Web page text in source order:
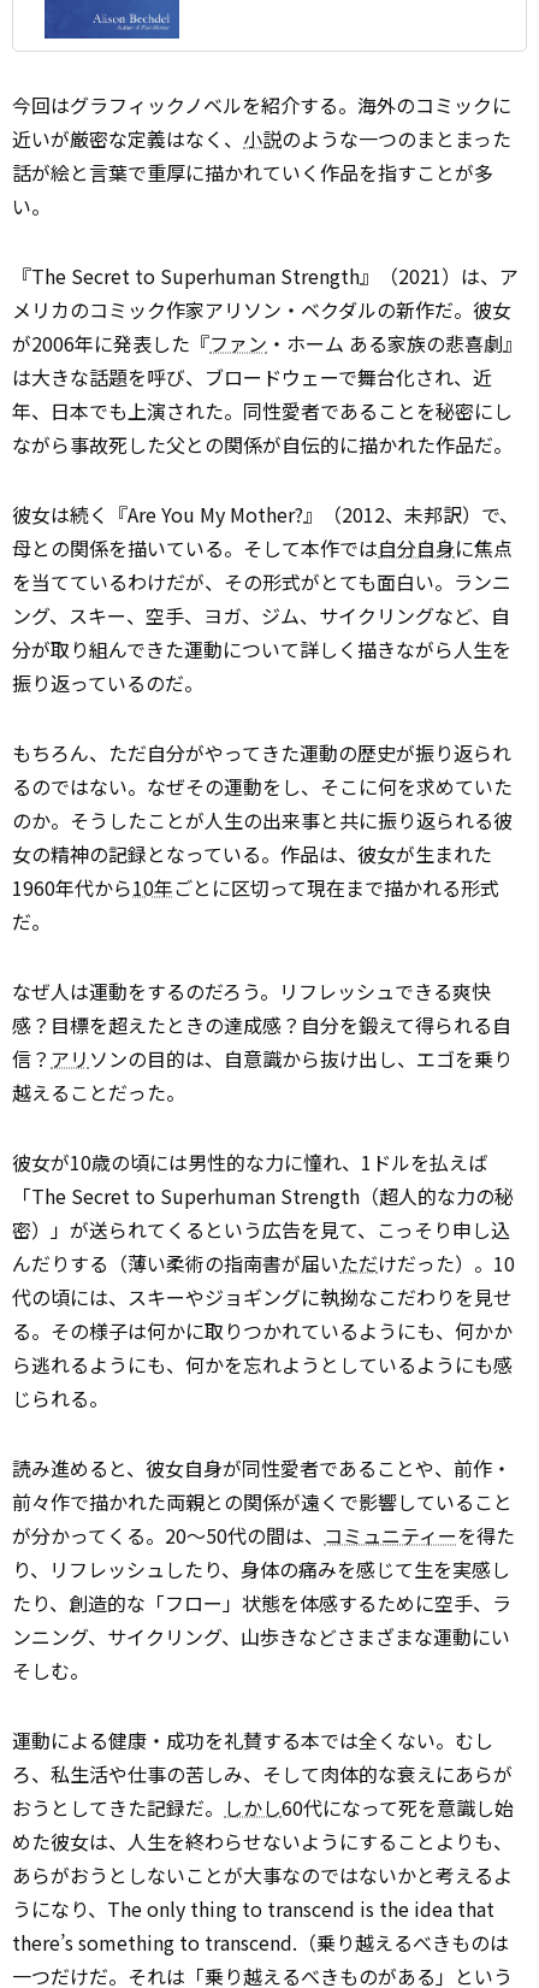
今回はグラフィックノベルを紹介する。海外のコミックに
近いが厳密な定義はなく、 小説のような一つのまとまった
話が絵と言葉で重厚に描かれていく作品を指すことが多
い。
『The Secret to Superhuman Strength』（2021）は、ア
メリカのコミック作家アリソン・ベクダルの新作だ。彼女
が2006年に発表した『ファン ・ホーム ある家族の悲喜劇』
は大きな話題を呼び、ブロードウェーで舞台化され、近
年、日本でも上演された。同性愛者であることを秘密にし
ながら事故死した父との関係が自伝的に描かれた作品だ。
彼女は続く『Are You My Mother?』（2012、未邦訳）で、
母との関係を描いている。そして本作では自分自身に焦点
を当てているわけだが、その形式がとても面白い。ランニ
ング、スキー、空手、ヨガ、ジム、サイクリングなど、自
分が取り組んできた運動について詳しく描きながら人生を
振り返っているのだ。
もちろん、ただ自分がやってきた運動の歴史が振り返られ
るのではない。なぜその運動をし、そこに何を求めていた
のか。そうしたことが人生の出来事と共に振り返られる彼
女の精神の記録となっている。作品は、彼女が生まれた
1960年代から10年ごとに区切って現在まで描かれる形式
だ。
なぜ人は運動をするのだろう。リフレッシュできる爽快
感？目標を超えたときの達成感？自分を鍛えて得られる自
信？ アリ ソンの目的は、自意識から抜け出し、エゴを乗り
越えることだった。
彼女が10歳の頃には男性的な力に憧れ、1ドルを払えば
「The Secret to Superhuman Strength（超人的な力の秘
密）」が送られてくるという広告を見て、こっそり申し込
んだりする（薄い柔術の指南書が届いただけだった）。10
代の頃には、スキーやジョギングに執拗なこだわりを見せ
る。その様子は何かに取りつかれているようにも、何かか
ら逃れるようにも、何かを忘れようとしているようにも感
じられる。
読み進めると、彼女自身が同性愛者であることや、前作・
前々作で描かれた両親との関係が遠くで影響していること
が分かってくる。20～50代の間は、 コミュニティーを得た
り、リフレッシュしたり、身体の痛みを感じて生を実感し
たり、創造的な「フロー」状態を体感するために空手、ラ
ンニング、サイクリング、山歩きなどさまざまな運動にい
そしむ。
運動による健康・成功を礼賛する本では全くない。むし
ろ、私生活や仕事の苦しみ、そして肉体的な衰えにあらが
おうとしてきた記録だ。 しかし60代になって死を意識し始
めた彼女は、人生を終わらせないようにすることよりも、
あらがおうとしないことが大事なのではないかと考えるよ
うになり、The only thing to transcend is the idea that
there’s something to transcend.（乗り越えるべきものは
一つだけだ。それは「乗り越えるべきものがある」という